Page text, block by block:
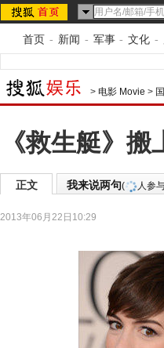
首页 - 新闻 - 军事 - 文化 -
> 电影 Movie >
《救生艇》
正文 我来说两句( 人参
2013年06月22日10:29